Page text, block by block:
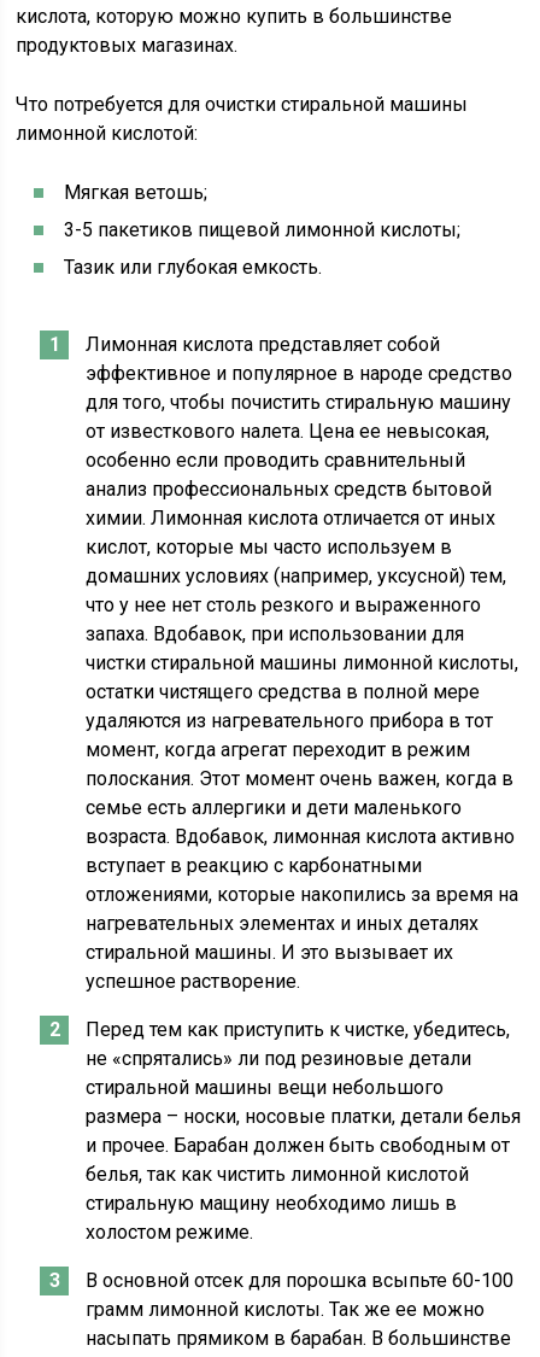
кислота, которую можно купить в большинстве
продуктовых магазинах.
Что потребуется для очистки стиральной машины
лимонной кислотой:
Мягкая ветошь;
3-5 пакетиков пищевой лимонной кислоты;
Тазик или глубокая емкость.
Лимонная кислота представляет собой
эффективное и популярное в народе средство
для того, чтобы почистить стиральную машину
от известкового налета. Цена ее невысокая,
особенно если проводить сравнительный
анализ профессиональных средств бытовой
химии. Лимонная кислота отличается от иных
кислот, которые мы часто используем в
домашних условиях (например, уксусной) тем,
что у нее нет столь резкого и выраженного
запаха. Вдобавок, при использовании для
чистки стиральной машины лимонной кислоты,
остатки чистящего средства в полной мере
удаляются из нагревательного прибора в тот
момент, когда агрегат переходит в режим
полоскания. Этот момент очень важен, когда в
семье есть аллергики и дети маленького
возраста. Вдобавок, лимонная кислота активно
вступает в реакцию с карбонатными
отложениями, которые накопились за время на
нагревательных элементах и иных деталях
стиральной машины. И это вызывает их
успешное растворение.
Перед тем как приступить к чистке, убедитесь,
не «спрятались» ли под резиновые детали
стиральной машины вещи небольшого
размера – носки, носовые платки, детали белья
и прочее. Барабан должен быть свободным от
белья, так как чистить лимонной кислотой
стиральную мащину необходимо лишь в
холостом режиме.
В основной отсек для порошка всыпьте 60-100
грамм лимонной кислоты. Так же ее можно
насыпать прямиком в барабан. В большинстве